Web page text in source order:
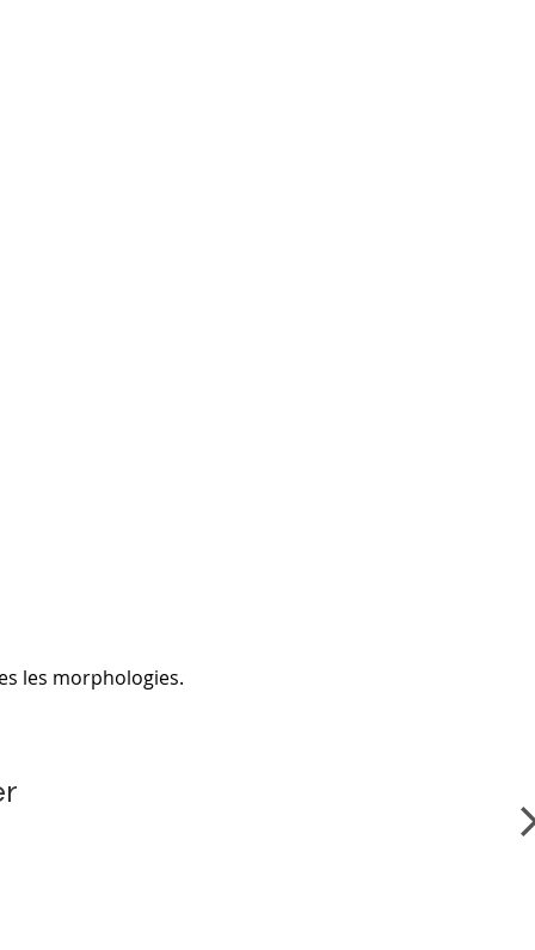
les morphologies.